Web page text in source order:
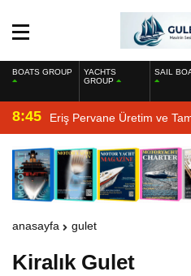
BOATS GROUP
YACHTS
GROUP
SAIL
8:45 Eriş Pervane Üretim ve
anasayfa gulet
Kiralık Gulet